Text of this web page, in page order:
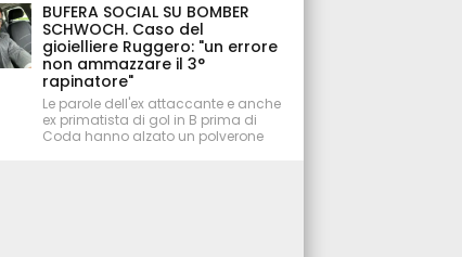
BUFERA SOCIAL SU BOMBER
SCHWOCH. Caso del
gioielliere Ruggero: "un errore
non ammazzare il 3°
rapinatore"
Le parole dell'ex attaccante e anche
ex primatista di gol in B prima di
Coda hanno alzato un polverone